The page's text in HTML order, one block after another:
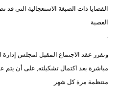
القضايا ذات الصبغة الاستعجالية التي
العصبة
وتقرر عقد الاجتماع المقبل لمجلس إدارة
مباشرة بعد اكتمال تشكيلته, على أن يتم
منتظمة مرة كل شهر